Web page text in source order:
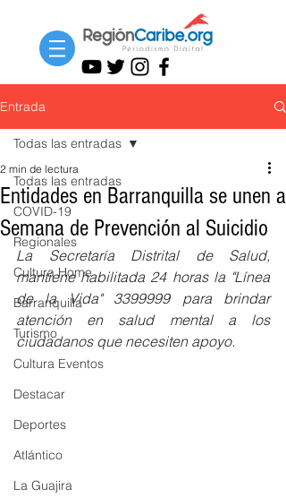
Entrada
Todas las entradas
COVID-19
Regionales
Cultura Home
Barranquilla
Turismo
Cultura Eventos
Destacar
Deportes
Atlántico
La Guajira
Todas las entradas
Entidades en Barranquilla se unen a
Semana de Prevención al Suicidio
2 min de lectura
La Secretaría Distrital de Salud,
mantiene habilitada 24 horas la "Línea
de la Vida" 3399999 para brindar
atención en salud mental a los
ciudadanos que necesiten apoyo.